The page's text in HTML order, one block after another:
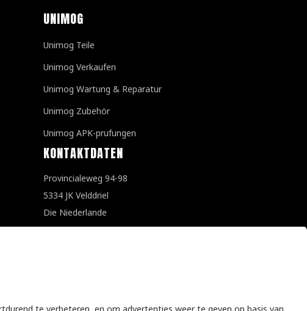
UNIMOG
Unimog Teile
Unimog Verkaufen
Unimog Wartung & Reparatur
Unimog Zubehör
Unimog APK-prufungen
KONTAKTDATEN
Provincialeweg 94-98
5334 JK Velddriel
Die Niederlande